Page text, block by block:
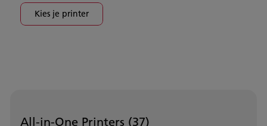
Kies je printer
All-in-One Printers (37)